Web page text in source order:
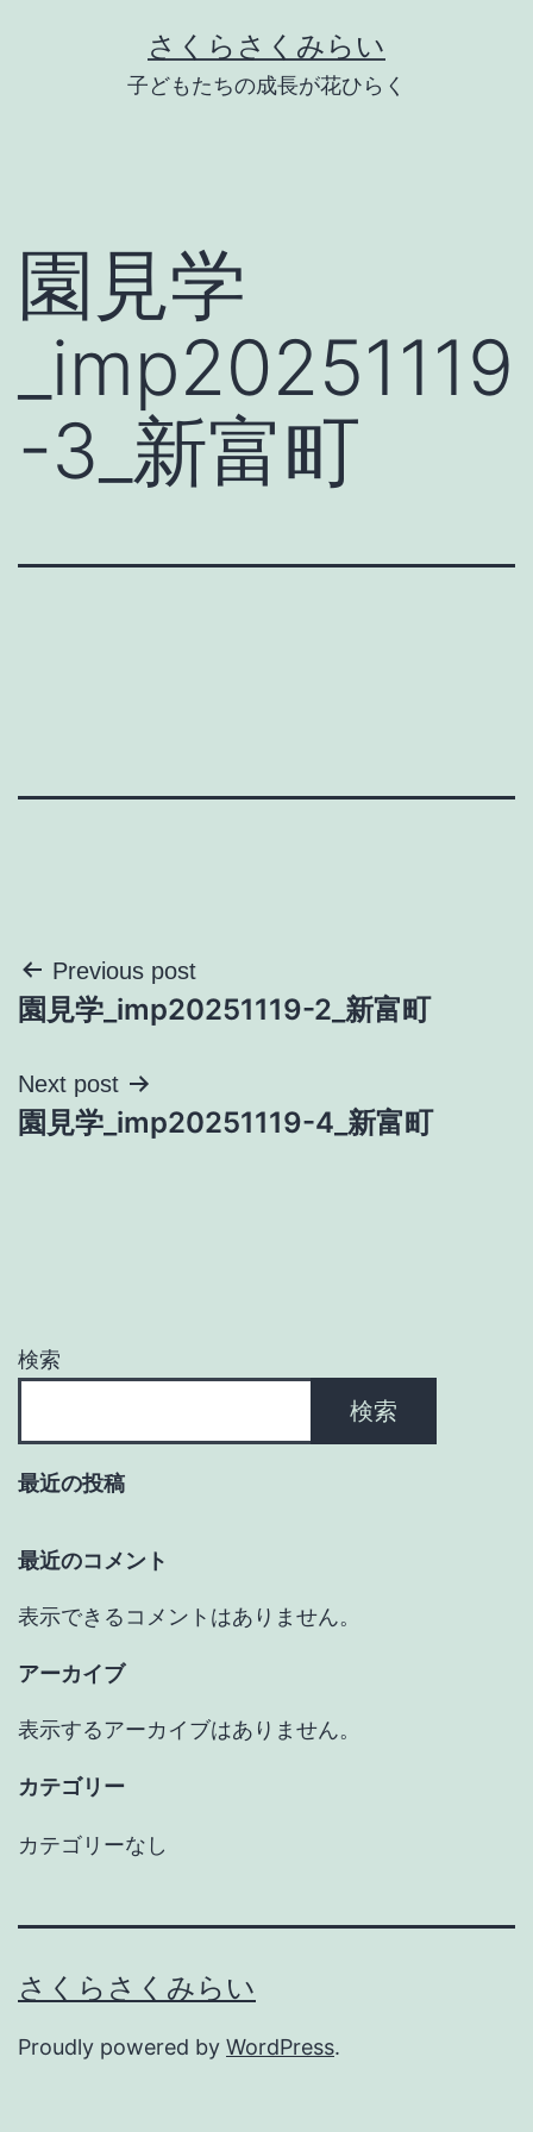
さくらさくみらい
子どもたちの成長が花ひらく
園見学
_imp20251119
-3_新富町
投
稿
ナ
ビ
ョ
Previous post
園見学_imp20251119-2_新富町
Next post
園見学_imp20251119-4_新富町
検索
検索
最近の投稿
最近のコメント
表示できるコメントはありません。
アーカイブ
表示するアーカイブはありません。
カテゴリー
カテゴリーなし
さくらさくみらい
Proudly powered by WordPress.